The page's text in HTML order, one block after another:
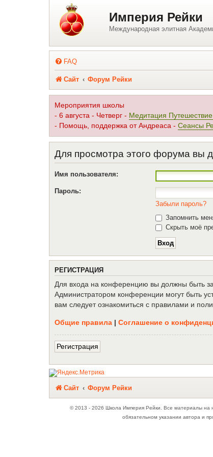
Регистрация Империя Рейки
Международная элитная
FAQ
Сайт Форум Рейки
Мероприятия школы
- 6 августа - Четверг - Медитация
- Помощь, поддержка от Андреаса - Сеансы
Для просмотра этого форума вы
Имя пользователя:
Пароль:
Забыли пароль?
Запомнить
Скрыть моё
РЕГИСТРАЦИЯ
Для входа на конференцию вы должны быть
Администратором конференции могут быть
вам следует ознакомиться с правилами и
Общие правила | Соглашение о
Регистрация
Сайт Форум Рейки
Связаться с
© 2013 - 2026 Школа Империя Рейки. Все материалы на
обязательном указании автора и